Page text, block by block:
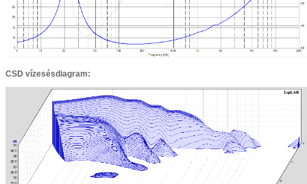
CSD vízesésdiagram: